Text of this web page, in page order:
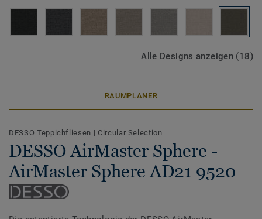
Alle Designs anzeigen (18)
RAUMPLANER
DESSO Teppichfliesen | Circular Selection
DESSO AirMaster Sphere -
AirMaster Sphere AD21 9520